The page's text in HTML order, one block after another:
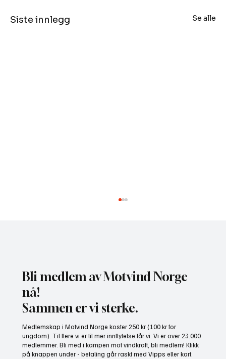
Siste innlegg Se alle
naturhensyn
Bli medlem av Motvind Norge
nå!
Sammen er vi sterke.
Medlemskap i Motvind Norge koster 250 kr (100 kr for
ungdom). Til flere vi er til mer innflytelse får vi. Vi er over 23.000
medlemmer. Bli med i kampen mot vindkraft, bli medlem! Klikk
på knappen under - betaling går raskt med Vipps eller kort.